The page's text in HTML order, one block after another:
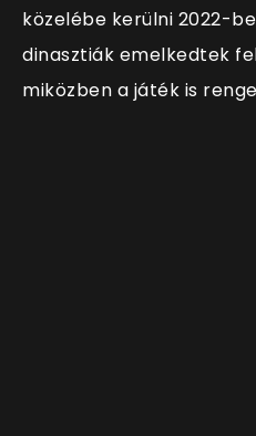
közelébe kerülni 2022-
dinasztiák emelkedtek
miközben a játék is